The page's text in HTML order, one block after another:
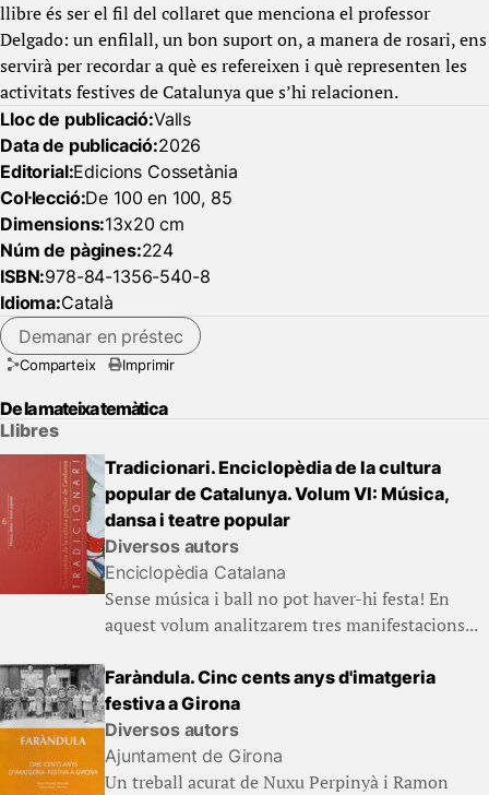
llibre és ser el fil del collaret que menciona el professor
Delgado: un enfilall, un bon suport on, a manera de rosari, ens
servirà per recordar a què es refereixen i què representen les
activitats festives de Catalunya que s’hi relacionen.
Lloc de publicació:Valls
Data de publicació:2026
Editorial:Edicions Cossetània
Col·lecció:De 100 en 100, 85
Dimensions:13x20 cm
Núm de pàgines:224
ISBN:978-84-1356-540-8
Idioma:Català
Demanar en préstec
Comparteix Imprimir
De la mateixa temàtica
Llibres
Tradicionari. Enciclopèdia de la cultura
popular de Catalunya. Volum VI: Música,
dansa i teatre popular
Diversos autors
Enciclopèdia Catalana
Sense música i ball no pot haver-hi festa! En
aquest volum analitzarem tres manifestacions...
Faràndula. Cinc cents anys d'imatgeria
festiva a Girona
Diversos autors
Ajuntament de Girona
Un treball acurat de Nuxu Perpinyà i Ramon